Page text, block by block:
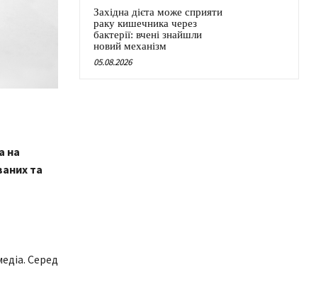
на
та
Серед
Західна дієта може сприяти
раку кишечника через
бактерії: вчені знайшли
новий механізм
05.08.2026